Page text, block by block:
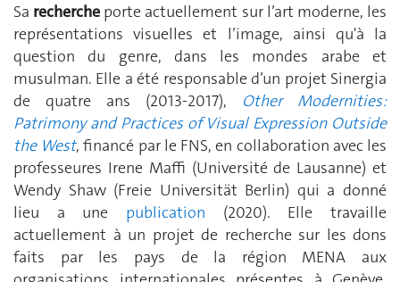
Sa recherche porte actuellement sur l’art moderne, les
représentations visuelles et l’image, ainsi qu'à la
question du genre, dans les mondes arabe et
musulman. Elle a été responsable d’un projet Sinergia
de quatre ans (2013-2017), Other Modernities:
Patrimony and Practices of Visual Expression Outside
the West, financé par le FNS, en collaboration avec les
professeures Irene Maffi (Université de Lausanne) et
Wendy Shaw (Freie Universität Berlin) qui a donné
lieu a une publication (2020). Elle travaille
actuellement à un projet de recherche sur les dons
faits par les pays de la région MENA aux